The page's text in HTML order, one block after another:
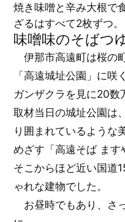
焼き味噌と辛み大根で
ざるはすべて2枚ずつ。
味噌味のそばつ
伊那市高遠町は桜の
「高遠城址公園」に
ガンザクラを見に20数
取材当日の城址公園は
り囲まれているような
めざす「高遠そば ます
そこからほど近い国道
ゃれな建物でした。
お昼時でもあり、さ